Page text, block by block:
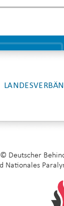
© Deutscher
Nationales